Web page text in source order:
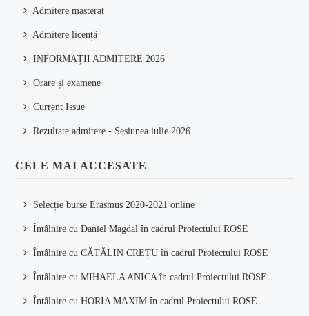
Admitere masterat
Admitere licență
INFORMAȚII ADMITERE 2026
Orare și examene
Current Issue
Rezultate admitere - Sesiunea iulie 2026
CELE MAI ACCESATE
Selecție burse Erasmus 2020-2021 online
Întâlnire cu Daniel Magdal în cadrul Proiectului ROSE
Întâlnire cu CĂTĂLIN CREȚU în cadrul Proiectului ROSE
Întâlnire cu MIHAELA ANICA în cadrul Proiectului ROSE
Întâlnire cu HORIA MAXIM în cadrul Proiectului ROSE